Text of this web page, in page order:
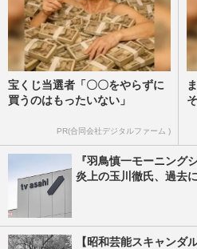
宝くじ当選者「〇〇をやらずに
買うのはもったいない」
PR(合同会社デジタルファーム )
『羽鳥慎一モーニング
炎上の玉川徹氏、過去
【昭和芸能スキャンダ